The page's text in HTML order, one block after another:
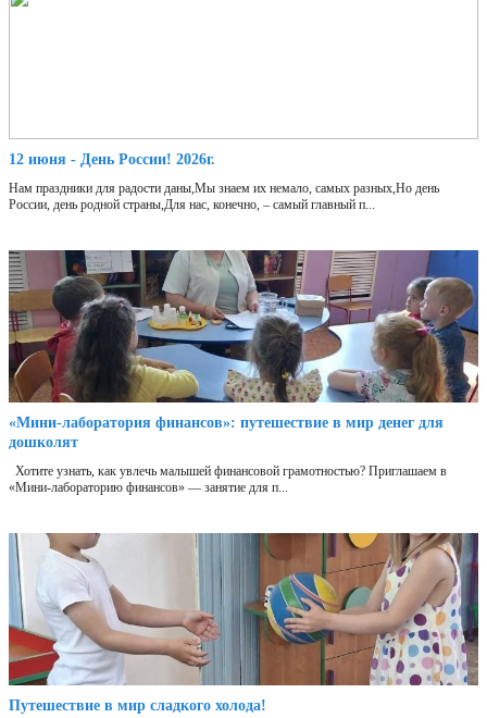
12 июня - День России! 2026г.
Нам праздники для радости даны,Мы знаем их немало, самых разных,Но день
России, день родной страны,Для нас, конечно, – самый главный п...
«Мини‑лаборатория финансов»: путешествие в мир денег для
дошколят
Хотите узнать, как увлечь малышей финансовой грамотностью? Приглашаем в
«Мини‑лабораторию финансов» — занятие для п...
Путешествие в мир сладкого холода!